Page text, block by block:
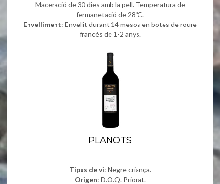
Maceració de 30 dies amb la pell. Temperatura de
fermanetació de 28ºC.
Envelliment: Envellit durant 14 mesos en botes de roure
francès de 1-2 anys.
PLANOTS
Tipus de vi: Negre criança.
Origen: D.O.Q. Priorat.